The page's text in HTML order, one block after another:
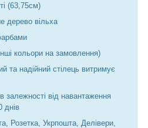
(63,75см)
дерево вільха
кольори на замовлення)
та надійний стілець витримує
в залежності від навантаження
днів
Розетка, Укрпошта, Делівери,